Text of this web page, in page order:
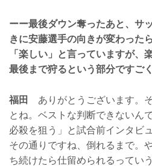
ーー最後ダウン奪ったあと、サ
きに安藤選手の向きが変わった
「楽しい」と言っていますが、
最後まで狩るという部分ですご
福田
ありがとうございます。
とね。ベストな判断できないん
必殺を狙う」と試合前インタビ
その通りですね、倒れるまで。
ち続けたら仕留められるってい